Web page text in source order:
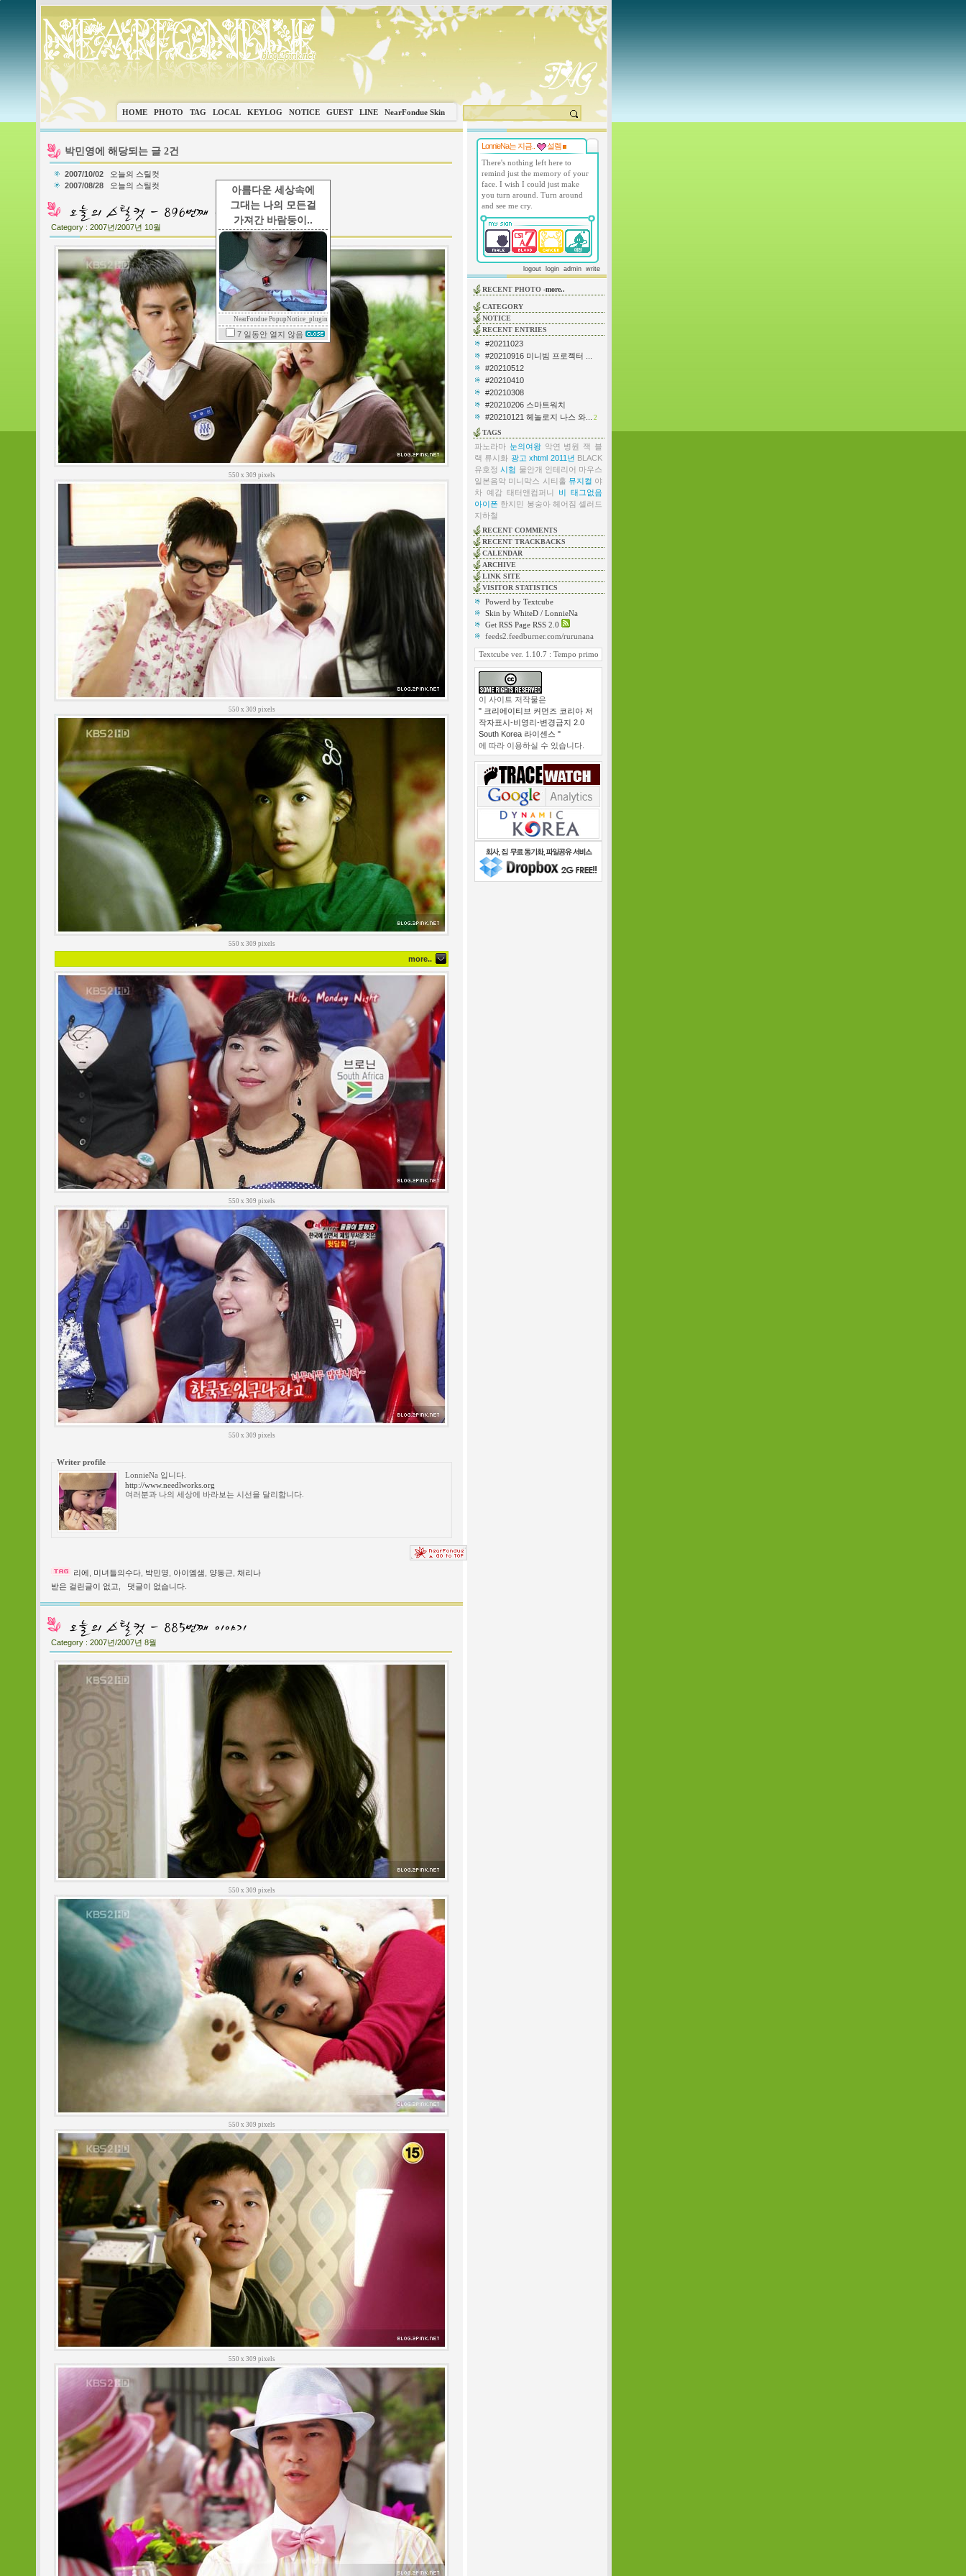
아름다운 세상속에
그대는 나의 모든걸
가져간 바람둥이..
NearFondue PopupNotice_plugin
7 일동안 열지 않음
HOME PHOTO TAG LOCAL KEYLOG NOTICE GUEST LINE NearFondue Skin
박민영에 해당되는 글 2건
2007/10/02
오늘의 스틸컷
2007/08/28
오늘의 스틸컷
Category : 2007년/2007년 10월
550 x 309 pixels
550 x 309 pixels
550 x 309 pixels
more..
550 x 309 pixels
550 x 309 pixels
Writer profile
LonnieNa 입니다.
http://www.needlworks.org
여러분과 나의 세상에 바라보는 시선을 달리합니다.
리에 미녀들의수다 박민영 아이엠샘 양동근 채리나
받은 걸린글이 없고,
댓글이 없습니다.
Category : 2007년/2007년 8월
550 x 309 pixels
550 x 309 pixels
550 x 309 pixels
LonnieNa는 지금..
설렘
There's nothing left here to
remind just the memory of your
face. I wish I could just make
you turn around. Turn around
and see me cry.
logout login admin write
RECENT PHOTO -more..
CATEGORY
NOTICE
RECENT ENTRIES
#20211023
#20210916 미니빔 프로젝터 ...
#20210512
#20210410
#20210308
#20210206 스마트워치
#20210121 헤놀로지 나스 와...
2
TAGS
파노라마 눈의여왕 악연 병원
잭 블
랙 류시화 광고 xhtml 2011년 BLACK
유호정 시험 물안개 인테리어 마우스
일본음악 미니막스 시티홀 뮤지컬 야
차 예감 태터앤컴퍼니 비 태그없음
아이폰 한지민 봉숭아 헤어짐 셀러드
지하철
RECENT COMMENTS
RECENT TRACKBACKS
CALENDAR
ARCHIVE
LINK SITE
VISITOR STATISTICS
Powerd by Textcube
Skin by WhiteD / LonnieNa
Get RSS Page RSS 2.0
feeds2.feedburner.com/rurunana
Textcube ver. 1.10.7 : Tempo primo
이 사이트 저작물은
" 크리에이티브 커먼즈 코리아 저
작자표시-비영리-변경금지 2.0
South Korea 라이센스 "
에 따라 이용하실 수 있습니다.